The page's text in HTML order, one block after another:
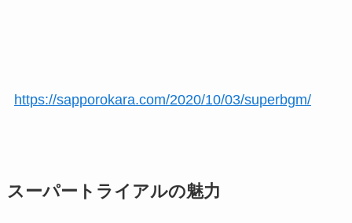
https://sapporokara.com/2020/10/03/superbgm/
スーパートライアルの魅力